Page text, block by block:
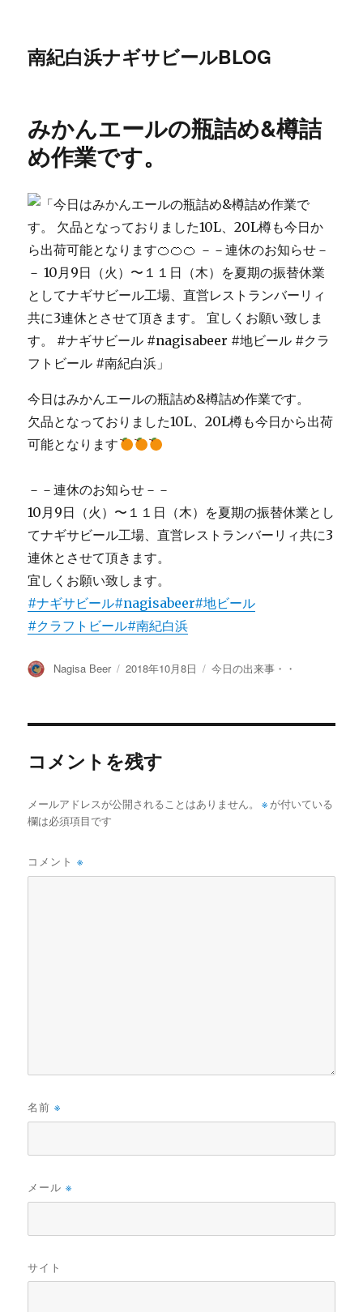
南紀白浜ナギサビールBLOG
みかんエールの瓶詰め&樽詰
め作業です。
今日はみかんエールの瓶詰め&樽詰め作業です。
欠品となっておりました10L、20L樽も今日から出荷
可能となります
－－連休のお知らせ－－
10月9日（火）〜１１日（木）を夏期の振替休業とし
てナギサビール工場、直営レストランバーリィ共に3
連休とさせて頂きます。
宜しくお願い致します。
#ナギサビール#nagisabeer#地ビール
#クラフトビール#南紀白浜
投
Nagisa Beer
投
2018年10月8日
カ
今日の出来事・・
コメントを残す
メールアドレスが公開されることはありません。 ※ が付いている
欄は必須項目です
コメント※
名前※
メール※
サイト